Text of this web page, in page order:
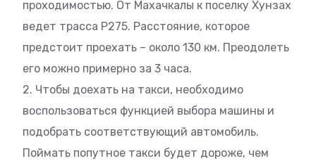
проходимостью. От Махачкалы к поселку Хунзах
ведет трасса Р275. Расстояние, которое
предстоит проехать – около 130 км. Преодолеть
его можно примерно за 3 часа.
2. Чтобы доехать на такси, необходимо
воспользоваться функцией выбора машины и
подобрать соответствующий автомобиль.
Поймать попутное такси будет дороже, чем